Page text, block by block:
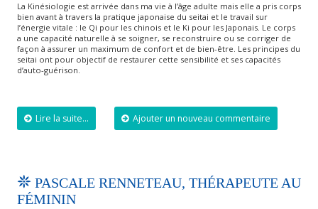
La Kinésiologie est arrivée dans ma vie à l’âge adulte mais elle a pris corps
bien avant à travers la pratique japonaise du seitai et le travail sur
l’énergie vitale : le Qi pour les chinois et le Ki pour les Japonais. Le corps
a une capacité naturelle à se soigner, se reconstruire ou se corriger de
façon à assurer un maximum de confort et de bien-être. Les principes du
seitai ont pour objectif de restaurer cette sensibilité et ses capacités
d’auto-guérison.
Lire la suite... Ajouter un nouveau commentaire
PASCALE RENNETEAU, THÉRAPEUTE AU
FÉMININ